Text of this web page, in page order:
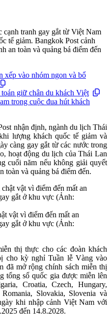
tranh gay gắt từ Việt Nam
tế giảm. Bangkok Post cảnh
an toàn và quảng bá điểm đến
xếp vào nhóm ngon và bổ
giữ chân du khách Việt
trong cuộc đua hút khách
nhận định, ngành du lịch Thái
lượng khách quốc tế giảm và
càng gay gắt từ các nước trong
hoạt động du lịch của Thái Lan
cuối năm nếu không giải quyết
toàn và quảng bá điểm đến.
vật vì điểm đến mất an
gắt ở khu vực (Ảnh:
thị thực cho các đoàn khách
cho kỳ nghỉ Tuần lễ Vàng vào
đã mở rộng chính sách miễn thị
tổng số quốc gia được miễn lên
Croatia, Czech, Hungary,
Slovakia, Slovenia và
khi nhập cảnh Việt Nam với
đến 14.8.2028.